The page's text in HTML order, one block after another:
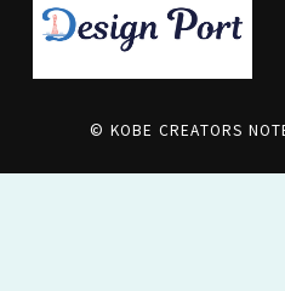
© KOBE CREATORS